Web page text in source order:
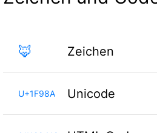
🦊 Zeichen
U+1F98A Unicode